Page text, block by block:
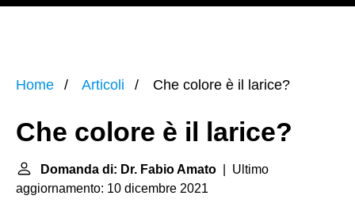
Home Articoli Che colore è il larice?
Che colore è il larice?
Domanda di: Dr. Fabio Amato | Ultimo
aggiornamento: 10 dicembre 2021